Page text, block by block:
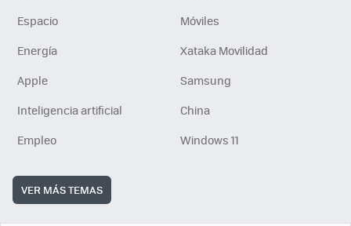
Espacio
Móviles
Energía
Xataka Movilidad
Apple
Samsung
Inteligencia artificial
China
Empleo
Windows 11
VER MÁS TEMAS